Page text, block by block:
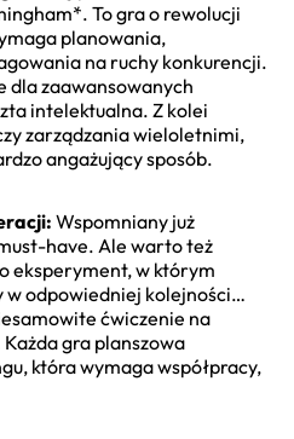
To gra o rewolucji
planowania,
na ruchy konkurencji.
dla zaawansowanych
intelektualna. Z kolei
zarządzania wieloletnimi,
angażujący sposób.
Wspomniany już
have. Ale warto też
eksperyment, w którym
w odpowiedniej kolejności…
ćwiczenie na
gra planszowa
która wymaga współpracy,